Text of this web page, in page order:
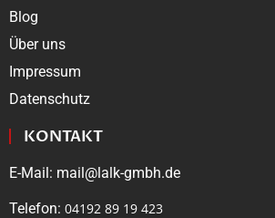
Blog
Über uns
Impressum
Datenschutz
KONTAKT
E-Mail: mail@lalk-gmbh.de
Telefon: 04192 89 19 423